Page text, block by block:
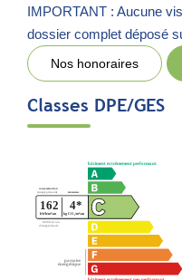
IMPORTANT : Aucune
dossier complet déposé
Nos honoraires
Classes DPE/GES